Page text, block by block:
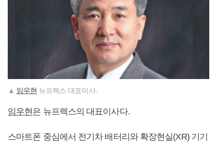
▲ 임우현 뉴프렉스 대표이사.
임우현은 뉴프렉스의 대표이사다.
스마트폰 중심에서 전기차 배터리와 확장현실(XR) 기기